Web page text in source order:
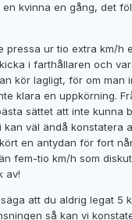
kvinna en gång, det
pressa ur tio extra km/h
i farthållaren och
kör lagligt, för om man
klara en uppkörning.
sättet att inte kunna
kan väl ändå konstatera
en antydan för fort
fem-tio km/h som
av!
att du aldrig legat 5
så kan vi